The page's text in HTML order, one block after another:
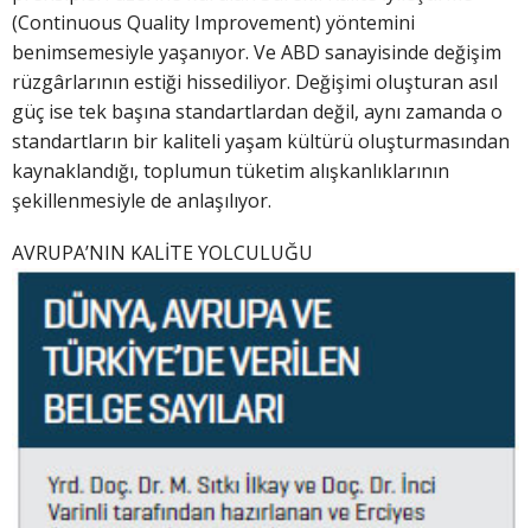
(Continuous Quality Improvement) yöntemini
benimsemesiyle yaşanıyor. Ve ABD sanayisinde değişim
rüzgârlarının estiği hissediliyor. Değişimi oluşturan asıl
güç ise tek başına standartlardan değil, aynı zamanda o
standartların bir kaliteli yaşam kültürü oluşturmasından
kaynaklandığı, toplumun tüketim alışkanlıklarının
şekillenmesiyle de anlaşılıyor.
AVRUPA’NIN KALİTE YOLCULUĞU